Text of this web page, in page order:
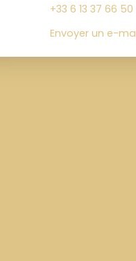
+33 6 13 37 66 50
Envoyer un e-